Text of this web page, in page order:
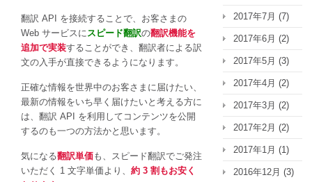
翻訳 API を接続することで、お客さまの
Web サービスに スピード翻訳の翻訳機能を
追加で実装することができ、翻訳者による訳
文の入手が直接できるようになります。
正確な情報を世界中のお客さまに届けたい、
最新の情報をいち早く届けたいと考える方に
は、翻訳 API を利用してコンテンツを公開
するのも一つの方法かと思います。
気になる翻訳単価も、スピード翻訳でご発注
いただく 1 文字単価より、 約 3 割もお安く
2017年7月 (7)
2017年6月 (2)
2017年5月 (3)
2017年4月 (2)
2017年3月 (2)
2017年2月 (2)
2017年1月 (1)
2016年12月 (3)